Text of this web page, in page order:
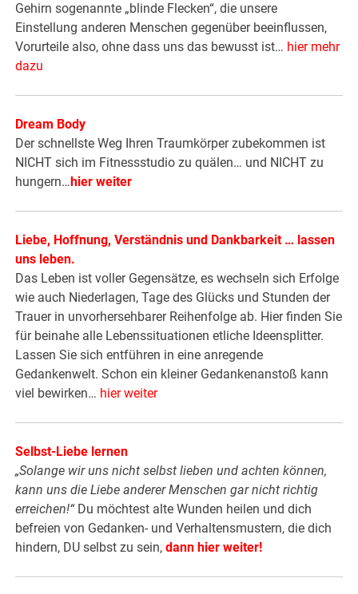
Gehirn sogenannte „blinde Flecken“, die unsere
Einstellung anderen Menschen gegenüber beeinflussen,
Vorurteile also, ohne dass uns das bewusst ist… hier mehr
dazu
Dream Body
Der schnellste Weg Ihren Traumkörper zubekommen ist
NICHT sich im Fitnessstudio zu quälen… und NICHT zu
hungern… hier weiter
Liebe, Hoffnung, Verständnis und Dankbarkeit … lassen
uns leben.
Das Leben ist voller Gegensätze, es wechseln sich Erfolge
wie auch Niederlagen, Tage des Glücks und Stunden der
Trauer in unvorhersehbarer Reihenfolge ab. Hier finden Sie
für beinahe alle Lebenssituationen etliche Ideensplitter.
Lassen Sie sich entführen in eine anregende
Gedankenwelt. Schon ein kleiner Gedankenanstoß kann
viel bewirken… hier weiter
Selbst-Liebe lernen
„Solange wir uns nicht selbst lieben und achten können,
kann uns die Liebe anderer Menschen gar nicht richtig
erreichen!“ Du möchtest alte Wunden heilen und dich
befreien von Gedanken- und Verhaltensmustern, die dich
hindern, DU selbst zu sein,dann hier weiter!